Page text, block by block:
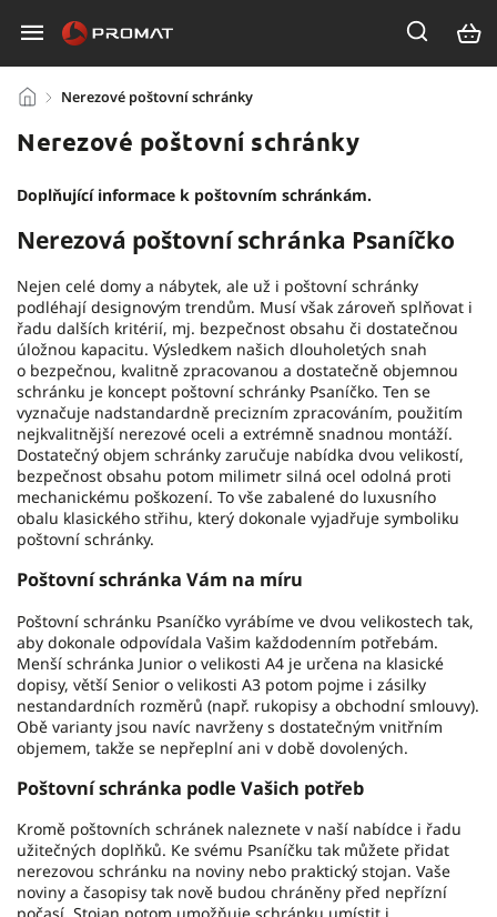
/ Nerezové poštovní schránky
Nerezové poštovní schránky
Doplňující informace k poštovním schránkám.
Nerezová poštovní schránka Psaníčko
Nejen celé domy a nábytek, ale už i poštovní schránky
podléhají designovým trendům. Musí však zároveň splňovat i
řadu dalších kritérií, mj. bezpečnost obsahu či dostatečnou
úložnou kapacitu. Výsledkem našich dlouholetých snah
o bezpečnou, kvalitně zpracovanou a dostatečně objemnou
schránku je koncept poštovní schránky Psaníčko. Ten se
vyznačuje nadstandardně precizním zpracováním, použitím
nejkvalitnější nerezové oceli a extrémně snadnou montáží.
Dostatečný objem schránky zaručuje nabídka dvou velikostí,
bezpečnost obsahu potom milimetr silná ocel odolná proti
mechanickému poškození. To vše zabalené do luxusního
obalu klasického střihu, který dokonale vyjadřuje symboliku
poštovní schránky.
Poštovní schránka Vám na míru
Poštovní schránku Psaníčko vyrábíme ve dvou velikostech tak,
aby dokonale odpovídala Vašim každodenním potřebám.
Menší schránka Junior o velikosti A4 je určena na klasické
dopisy, větší Senior o velikosti A3 potom pojme i zásilky
nestandardních rozměrů (např. rukopisy a obchodní smlouvy).
Obě varianty jsou navíc navrženy s dostatečným vnitřním
objemem, takže se nepřeplní ani v době dovolených.
Poštovní schránka podle Vašich potřeb
Kromě poštovních schránek naleznete v naší nabídce i řadu
užitečných doplňků. Ke svému Psaníčku tak můžete přidat
nerezovou schránku na noviny nebo praktický stojan. Vaše
noviny a časopisy tak nově budou chráněny před nepřízní